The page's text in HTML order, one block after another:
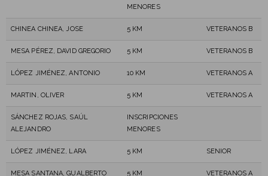
MENORES
CHINEA CHINEA, JOSE 5 KM VETERANOS B
MESA PÉREZ, DAVID GREGORIO 5 KM VETERANOS B
LÓPEZ JIMÉNEZ, ANTONIO 10 KM VETERANOS A
MARTIN, OLIVER 5 KM VETERANOS A
SÁNCHEZ ROJAS, SAÚL
ALEJANDRO
INSCRIPCIONES
MENORES
LÓPEZ JIMÉNEZ, LARA 5 KM SENIOR
MESA SANTANA, GUALBERTO 5 KM VETERANOS A